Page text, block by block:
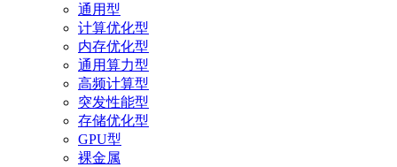
通用型
计算优化型
内存优化型
通用算力型
高频计算型
突发性能型
存储优化型
GPU型
裸金属